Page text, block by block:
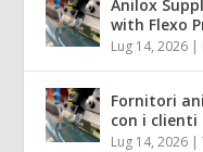
Anilox
with Flexo
Lug 14, 2026 |
Fornitori
con i
Lug 14, 2026 |